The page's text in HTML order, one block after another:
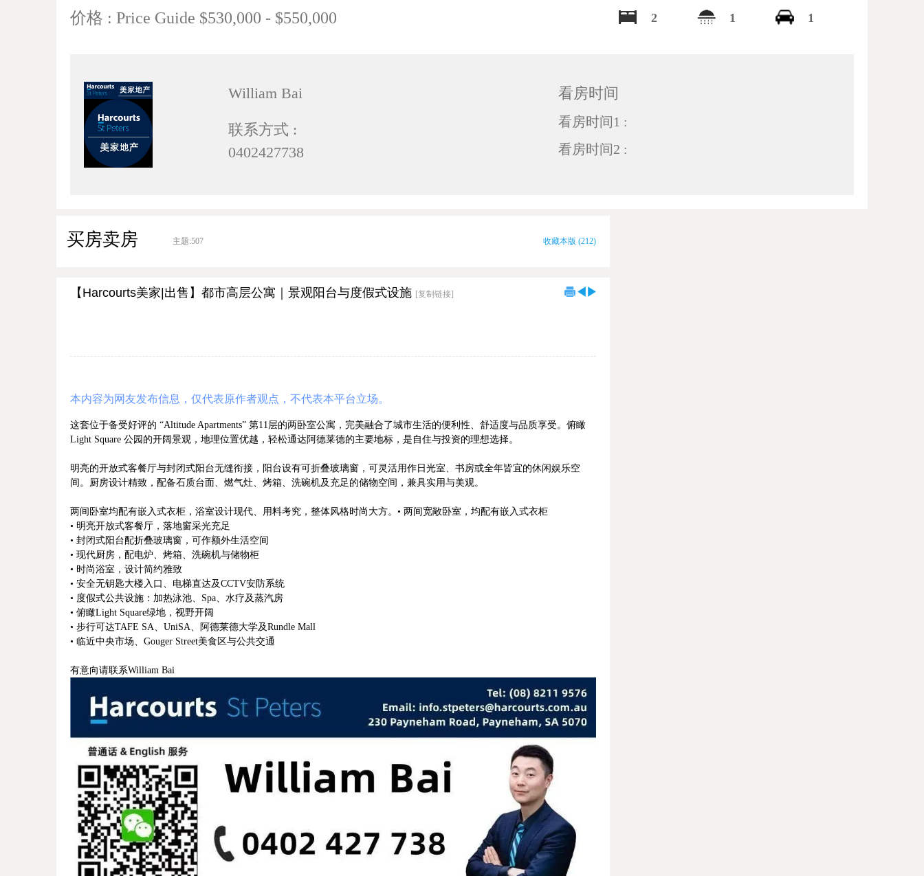
价格 : Price Guide $530,000 - $550,000 2 1 1
William Bai
联系方式 :
0402427738
看房时间
看房时间1 :
看房时间2 :
买房卖房 主题:507 收藏本版 (212)
【Harcourts美家|出售】都市高层公寓｜景观阳台与度假式设施 [复制链接]
本内容为网友发布信息，仅代表原作者观点，不代表本平台立场。
这套位于备受好评的 “Altitude Apartments” 第11层的两卧室公寓，完美融合了城市生活的便利性、舒适度与品质享受。俯瞰
Light Square 公园的开阔景观，地理位置优越，轻松通达阿德莱德的主要地标，是自住与投资的理想选择。
明亮的开放式客餐厅与封闭式阳台无缝衔接，阳台设有可折叠玻璃窗，可灵活用作日光室、书房或全年皆宜的休闲娱乐空
间。厨房设计精致，配备石质台面、燃气灶、烤箱、洗碗机及充足的储物空间，兼具实用与美观。
两间卧室均配有嵌入式衣柜，浴室设计现代、用料考究，整体风格时尚大方。• 两间宽敞卧室，均配有嵌入式衣柜
• 明亮开放式客餐厅，落地窗采光充足
• 封闭式阳台配折叠玻璃窗，可作额外生活空间
• 现代厨房，配电炉、烤箱、洗碗机与储物柜
• 时尚浴室，设计简约雅致
• 安全无钥匙大楼入口、电梯直达及CCTV安防系统
• 度假式公共设施：加热泳池、Spa、水疗及蒸汽房
• 俯瞰Light Square绿地，视野开阔
• 步行可达TAFE SA、UniSA、阿德莱德大学及Rundle Mall
• 临近中央市场、Gouger Street美食区与公共交通
有意向请联系William Bai